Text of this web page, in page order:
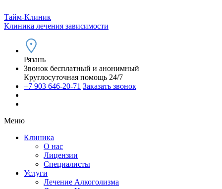
Тайм-Клиник
Клиника лечения зависимости
Рязань
Звонок бесплатный и анонимный
Круглосуточная помощь 24/7
+7 903 646-20-71 Заказать звонок
Меню
Клиника
О нас
Лицензии
Специалисты
Услуги
Лечение Алкоголизма